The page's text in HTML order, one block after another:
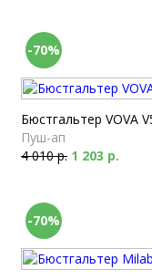
-70%
Бюстгальтер VOVA
Пуш-ап
4 010 р. 1 203 р.
-70%